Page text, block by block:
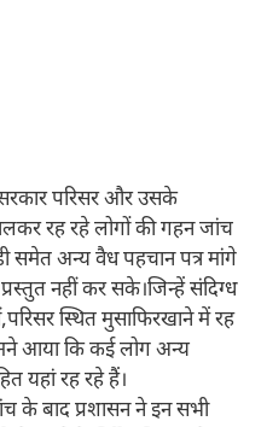
परिसर और उसके
रह रहे लोगों की गहन जांच
समेत अन्य वैध पहचान पत्र मांगे
नहीं कर सके।जिन्हें संदिग्ध
स्थित मुसाफिरखाने में रह
आया कि कई लोग अन्य
यहां रह रहे हैं।
के बाद प्रशासन ने इन सभी